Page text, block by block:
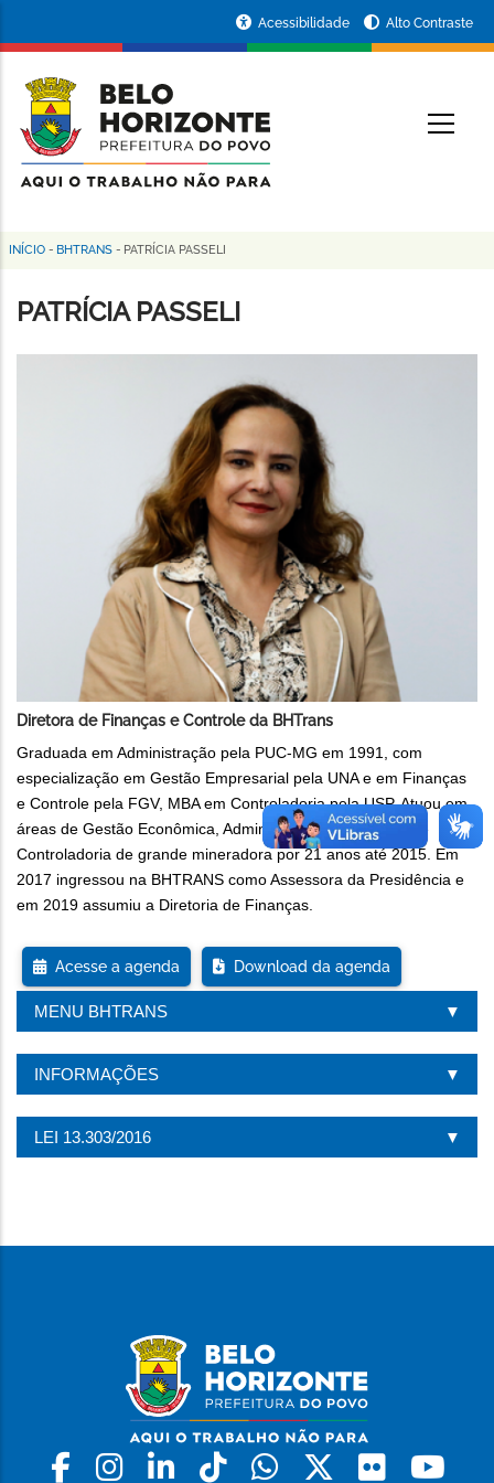
conteúdo
principal
da
Prefeitura
de
Horizonte
Acessibilidade Alto Contraste
Trilha
de
INÍCIO - BHTRANS - PATRÍCIA PASSELI
PATRÍCIA PASSELI
Diretora de Finanças e Controle da BHTrans
Graduada em Administração pela PUC-MG em 1991, com
especialização em Gestão Empresarial pela UNA e em Finanças
e Controle pela FGV, MBA em Controladoria pela USP. Atuou em
áreas de Gestão Econômica, Administrativa, Governança e
Controladoria de grande mineradora por 21 anos até 2015. Em
2017 ingressou na BHTRANS como Assessora da Presidência e
em 2019 assumiu a Diretoria de Finanças.
Acesse a agenda Download da agenda
MENU BHTRANS
INFORMAÇÕES
LEI 13.303/2016
Facebook
Instagram
LinkedinTiktokWhatsapp
X Flickr